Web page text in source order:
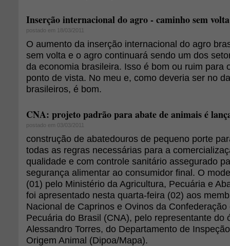
Inserção internacional do agro - caminho sem volta
postado em 18/03/2011
O aumento da inserção internacional do agro
sem volta e o agro continuará sendo um dos
da economia brasileira. Isso é bom ou ruim para
ponto de vista. No meu e, como deveria ser no
brasileiros, é bom.
CNA: projeto padrão para abate de animais é
postado em 03/03/2011
construção de abatedouros de pequeno porte
todas as regras necessárias para a
qualidade e com controle sanitário assegurado
segurança alimentar ao consumidor final. O
(01) pelo Ministério da Agricultura, Pecuária e
foi apresentado nesta quarta-feira (02) aos
Nacional de Caprinos e Ovinos da Confederação
Pecuária do Brasil (CNA), pelo representante do
Alessandro Torres, do Departamento de
Origem Animal (Dipoa/Mapa).